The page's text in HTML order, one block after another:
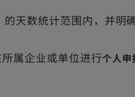
天数统计范围内，并明
属企业或单位进行个人申